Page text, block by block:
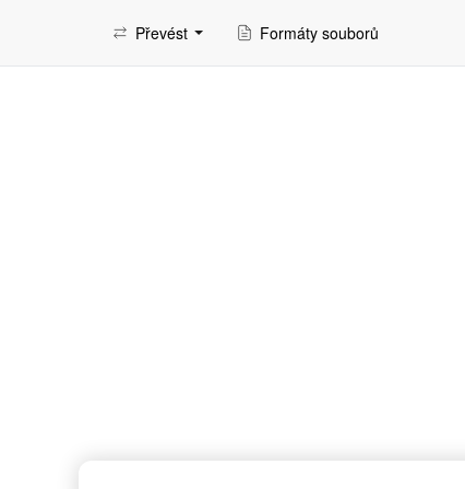
Převést Formáty souborů